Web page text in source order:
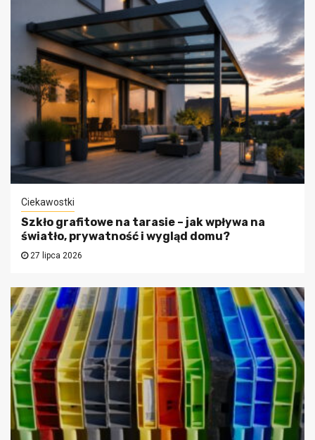
Ciekawostki
Szkło grafitowe na tarasie – jak wpływa na
światło, prywatność i wygląd domu?
27 lipca 2026